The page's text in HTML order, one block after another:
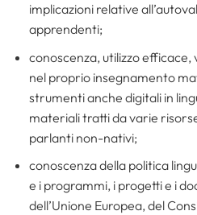
implicazioni relative
apprendenti;
conoscenza, utilizzo
nel proprio insegnamento
strumenti anche digitali in
materiali tratti da varie
parlanti non-nativi;
conoscenza della politica
e i programmi, i progetti e i
dell’Unione Europea, del